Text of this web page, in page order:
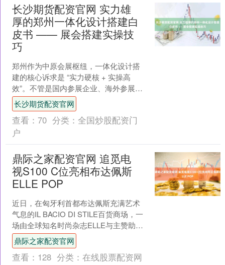
长沙期货配资官网 实力雄
厚的郑州一体化设计搭建白
皮书 —— 展会搭建实操技
巧
郑州作为中原会展枢纽，一体化设计搭
建的核心诉求是 “实力硬核 + 实操高
效”。不管是国内参展企业、海外参展
商，还是展会负责人，都需要实力雄厚
的服务商，提供专业实....
长沙期货配资官网
查看： 70 分类： 全国炒股配资门
户
鼎际之家配资官网 追觅电
视S100 C位亮相布达佩斯
ELLE POP
近日，在匈牙利首都布达佩斯充满艺术
气息的IL BACIO DI STILE百货商场，一
场由全球知名时尚杂志ELLE与主赞助商
追觅科技联合打造的高端生活方式展
——....
鼎际之家配资官网
查看： 128 分类： 在线股票配资网